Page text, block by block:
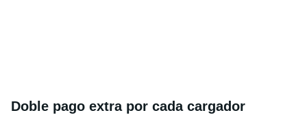
Doble pago extra por cada cargador